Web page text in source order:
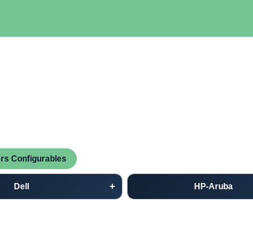
Configurables
Dell HP-Aruba